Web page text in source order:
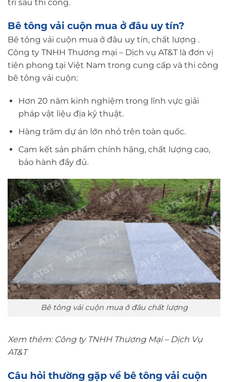
trì sau thi công.
Bê tông vải cuộn mua ở đâu uy tín?
Bê tông vải cuộn mua ở đâu uy tín, chất lượng .
Công ty TNHH Thương mại – Dịch vụ AT&T là đơn vị
tiên phong tại Việt Nam trong cung cấp và thi công
bê tông vải cuộn:
Hơn 20 năm kinh nghiệm trong lĩnh vực giải
pháp vật liệu địa kỹ thuật.
Hàng trăm dự án lớn nhỏ trên toàn quốc.
Cam kết sản phẩm chính hãng, chất lượng cao,
bảo hành đầy đủ.
Bê tông vải cuộn mua ở đâu chất lượng
Xem thêm: Công ty TNHH Thương Mại – Dịch Vụ
AT&T
Câu hỏi thường gặp về bê tông vải cuộn